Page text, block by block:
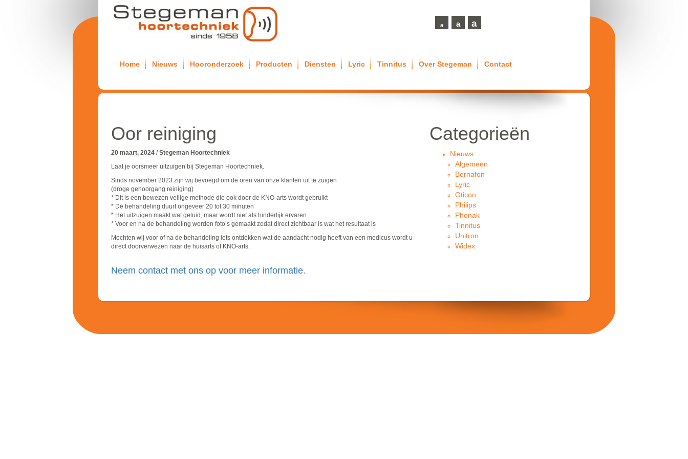
a a a
Home Nieuws Hooronderzoek Producten Diensten Lyric Tinnitus Over Stegeman Contact
Oor reiniging
20 maart, 2024 /Stegeman Hoortechniek
Laat je oorsmeer uitzuigen bij Stegeman Hoortechniek.
Sinds november 2023 zijn wij bevoegd om de oren van onze klanten uit te zuigen
(droge gehoorgang reiniging)
* Dit is een bewezen veilige methode die ook door de KNO-arts wordt gebruikt
* De behandeling duurt ongeveer 20 tot 30 minuten
* Het uitzuigen maakt wat geluid, maar wordt niet als hinderlijk ervaren
* Voor en na de behandeling worden foto’s gemaakt zodat direct zichtbaar is wat het resultaat is
Mochten wij voor of na de behandeling iets ontdekken wat de aandacht nodig heeft van een medicus wordt u
direct doorverwezen naar de huisarts of KNO-arts.
Neem contact met ons op voor meer informatie.
Categorieën
Nieuws
Algemeen
Bernafon
Lyric
Oticon
Philips
Phonak
Tinnitus
Unitron
Widex